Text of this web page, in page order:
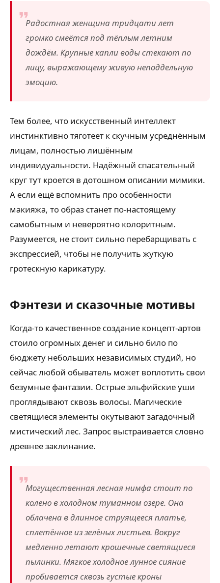
Радостная женщина тридцати лет
громко смеётся под тёплым летним
дождём. Крупные капли воды стекают по
лицу, выражающему живую неподдельную
эмоцию.
Тем более, что искусственный интеллект
инстинктивно тяготеет к скучным усреднённым
лицам, полностью лишённым
индивидуальности. Надёжный спасательный
круг тут кроется в дотошном описании мимики.
А если ещё вспомнить про особенности
макияжа, то образ станет по-настоящему
самобытным и невероятно колоритным.
Разумеется, не стоит сильно перебарщивать с
экспрессией, чтобы не получить жуткую
гротескную карикатуру.
Фэнтези и сказочные мотивы
Когда-то качественное создание концепт-артов
стоило огромных денег и сильно било по
бюджету небольших независимых студий, но
сейчас любой обыватель может воплотить свои
безумные фантазии. Острые эльфийские уши
проглядывают сквозь волосы. Магические
светящиеся элементы окутывают загадочный
мистический лес. Запрос выстраивается словно
древнее заклинание.
Могущественная лесная нимфа стоит по
колено в холодном туманном озере. Она
облачена в длинное струящееся платье,
сплетённое из зелёных листьев. Вокруг
медленно летают крошечные светящиеся
пылинки. Мягкое холодное лунное сияние
пробивается сквозь густые кроны